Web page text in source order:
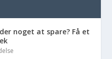
noget at spare? Få et